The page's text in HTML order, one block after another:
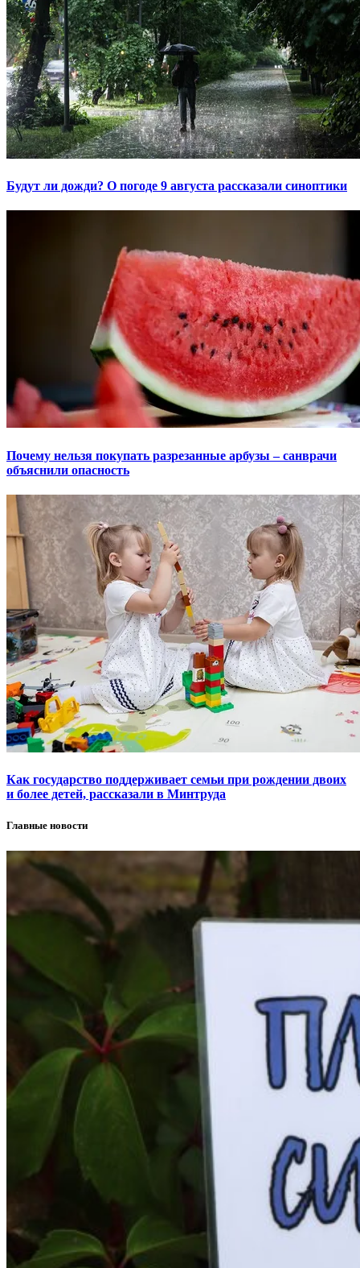
Будут ли дожди? О погоде 9 августа рассказали синоптики
Почему нельзя покупать разрезанные арбузы – санврачи
объяснили опасность
Как государство поддерживает семьи при рождении двоих
и более детей, рассказали в Минтруда
Главные новости